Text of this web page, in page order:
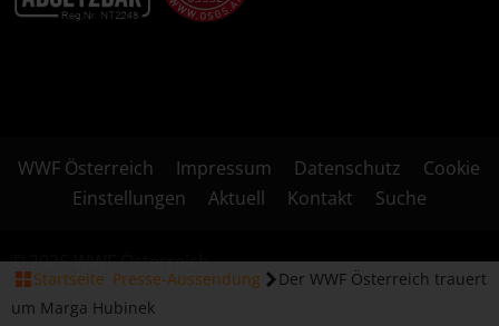
WWF Österreich Impressum Datenschutz
Cookie
Einstellungen
Aktuell Kontakt Suche
© 2026 WWF Österreich
Startseite Presse-Aussendung
Der WWF Österreich trauert
um Marga Hubinek